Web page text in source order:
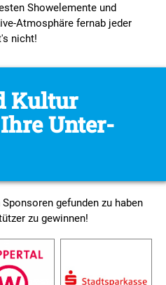
Showelemente und
Atmosphäre fernab jeder
nicht!
Kultur
Unter­
gefunden zu haben
zu gewinnen!